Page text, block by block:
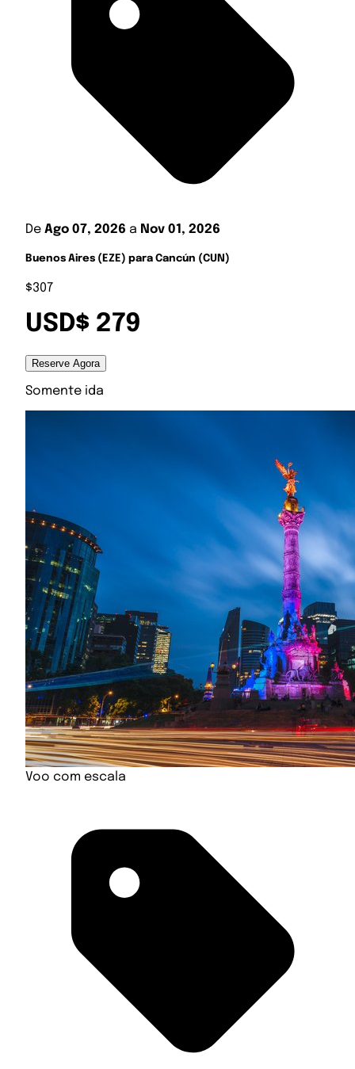
De Ago 07, 2026 a Nov 01, 2026
Buenos Aires (EZE) para Cancún (CUN)
$307
USD$ 279
Reserve Agora
Somente ida
Voo com escala